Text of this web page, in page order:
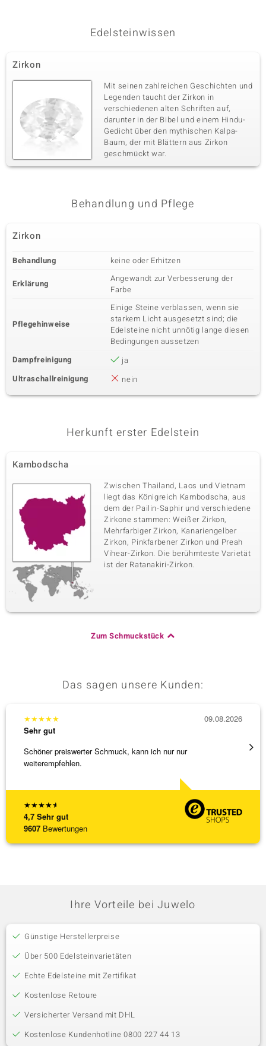
Edelsteinwissen
Zirkon
Mit seinen zahlreichen Geschichten und
Legenden taucht der Zirkon in
verschiedenen alten Schriften auf,
darunter in der Bibel und einem Hindu-
Gedicht über den mythischen Kalpa-
Baum, der mit Blättern aus Zirkon
geschmückt war.
Behandlung und Pflege
Zirkon
Behandlung keine oder Erhitzen
Erklärung
Angewandt zur Verbesserung der
Farbe
Pflegehinweise
Einige Steine verblassen, wenn sie
starkem Licht ausgesetzt sind; die
Edelsteine nicht unnötig lange diesen
Bedingungen aussetzen
Dampfreinigung
ja
Ultraschallreinigung
nein
Herkunft erster Edelstein
Kambodscha
Zwischen Thailand, Laos und Vietnam
liegt das Königreich Kambodscha, aus
dem der Pailin-Saphir und verschiedene
Zirkone stammen: Weißer Zirkon,
Mehrfarbiger Zirkon, Kanariengelber
Zirkon, Pinkfarbener Zirkon und Preah
Vihear-Zirkon. Die berühmteste Varietät
ist der Ratanakiri-Zirkon.
Zum Schmuckstück
Das sagen unsere Kunden:
★★★★★
4,7 Sehr gut
9607 Bewertungen
★★★★★
Sehr gut
Schöner preiswerter Schmuck, kann ich nur nur
weiterempfehlen.
09.08.2026
3 x
Ihre Vorteile bei Juwelo
Günstige Herstellerpreise
Über 500 Edelsteinvarietäten
Echte Edelsteine mit Zertifikat
Kostenlose Retoure
Versicherter Versand mit DHL
Kostenlose Kundenhotline 0800 227 44 13